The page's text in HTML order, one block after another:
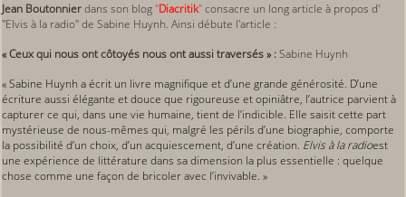
Jean Boutonnierdans son blog"Diacritik"consacre un long article à propos d'
"Elvis à la radio" de Sabine Huynh. Ainsi débute l'article :
« Ceux qui nous ont côtoyés nous ont aussi traversés » :Sabine Huynh
« Sabine Huynh a écrit un livre magnifique et d’une grande générosité. D’une
écriture aussi élégante et douce que rigoureuse et opiniâtre, l’autrice parvient à
capturer ce qui, dans une vie humaine, tient de l’indicible. Elle saisit cette part
mystérieuse de nous-mêmes qui, malgré les périls d’une biographie, comporte
la possibilité d’un choix, d’un acquiescement, d’une création. Elvis à la radioest
une expérience de littérature dans sa dimension la plus essentielle : quelque
chose comme une façon de bricoler avec l’invivable. »